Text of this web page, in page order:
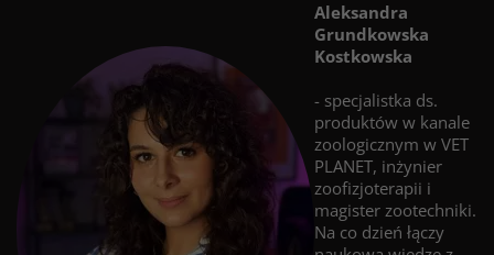
Aleksandra
Grundkowska
Kostkowska
- specjalistka ds.
produktów w kanale
zoologicznym w VET
PLANET, inżynier
zoofizjoterapii i
magister zootechniki.
Na co dzień łączy